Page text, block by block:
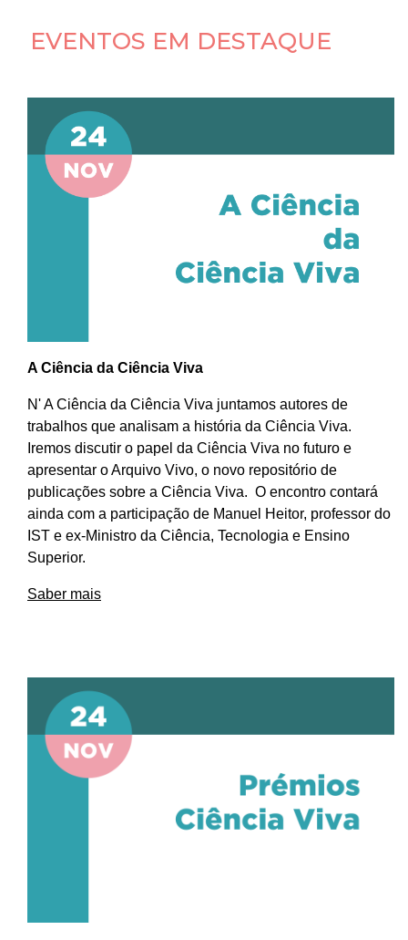
EVENTOS EM DESTAQUE
A Ciência da Ciência Viva
N' A Ciência da Ciência Viva juntamos autores de
trabalhos que analisam a história da Ciência Viva.
Iremos discutir o papel da Ciência Viva no futuro e
apresentar o Arquivo Vivo, o novo repositório de
publicações sobre a Ciência Viva. O encontro contará
ainda com a participação de Manuel Heitor, professor do
IST e ex-Ministro da Ciência, Tecnologia e Ensino
Superior.
Saber mais